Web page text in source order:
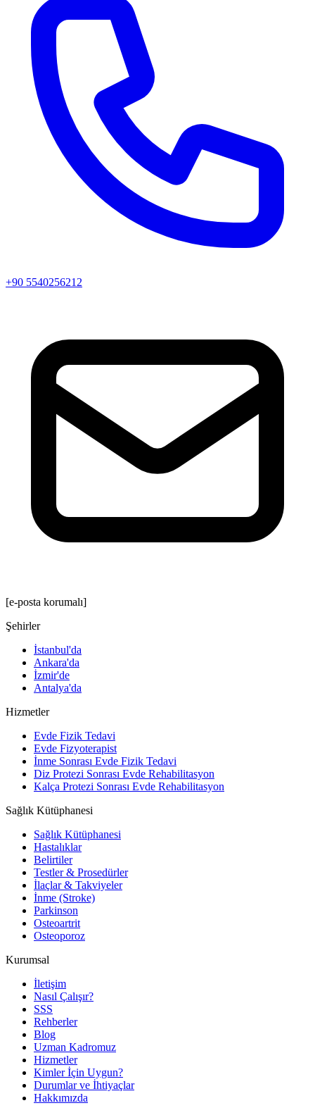
+90 5540256212
[e-posta korumalı]
Şehirler
İstanbul'da
Ankara'da
İzmir'de
Antalya'da
Hizmetler
Evde Fizik Tedavi
Evde Fizyoterapist
İnme Sonrası Evde Fizik Tedavi
Diz Protezi Sonrası Evde Rehabilitasyon
Kalça Protezi Sonrası Evde Rehabilitasyon
Sağlık Kütüphanesi
Sağlık Kütüphanesi
Hastalıklar
Belirtiler
Testler & Prosedürler
İlaçlar & Takviyeler
İnme (Stroke)
Parkinson
Osteoartrit
Osteoporoz
Kurumsal
İletişim
Nasıl Çalışır?
SSS
Rehberler
Blog
Uzman Kadromuz
Hizmetler
Kimler İçin Uygun?
Durumlar ve İhtiyaçlar
Hakkımızda